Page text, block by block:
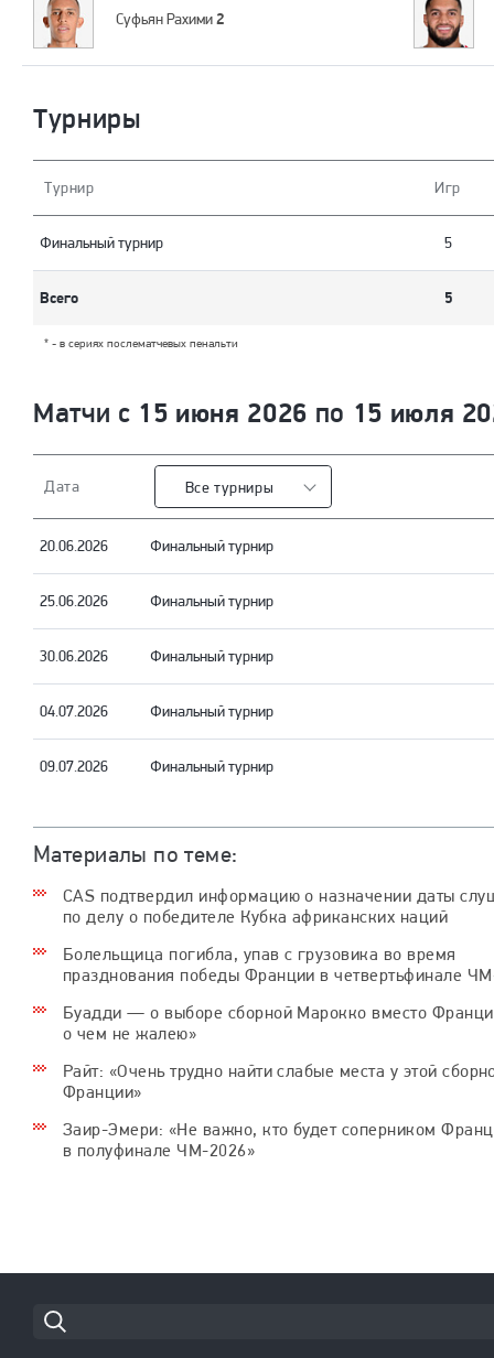
Суфьян Рахими2
Турниры
Турнир Игр
Финальный турнир 5
Всего 5
* - в сериях послематчевых пенальти
Матчи с 15 июня 2026 по 15 июля
Дата Все турниры
20.06.2026 Финальный турнир
25.06.2026 Финальный турнир
30.06.2026 Финальный турнир
04.07.2026 Финальный турнир
09.07.2026 Финальный турнир
Материалы по теме:
CAS подтвердил информацию о назначении даты
по делу о победителе Кубка африканских наций
Болельщица погибла, упав с грузовика во время
празднования победы Франции в четвертьфинале
Буадди — о выборе сборной Марокко вместо
о чем не жалею»
Райт: «Очень трудно найти слабые места у этой
Франции»
Заир-Эмери: «Не важно, кто будет соперником
в полуфинале ЧМ-2026»